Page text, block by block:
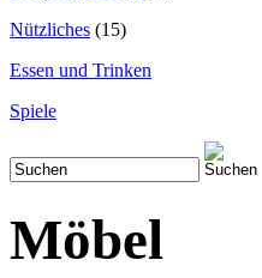
Nützliches (15)
Essen und Trinken
Spiele
Möbel